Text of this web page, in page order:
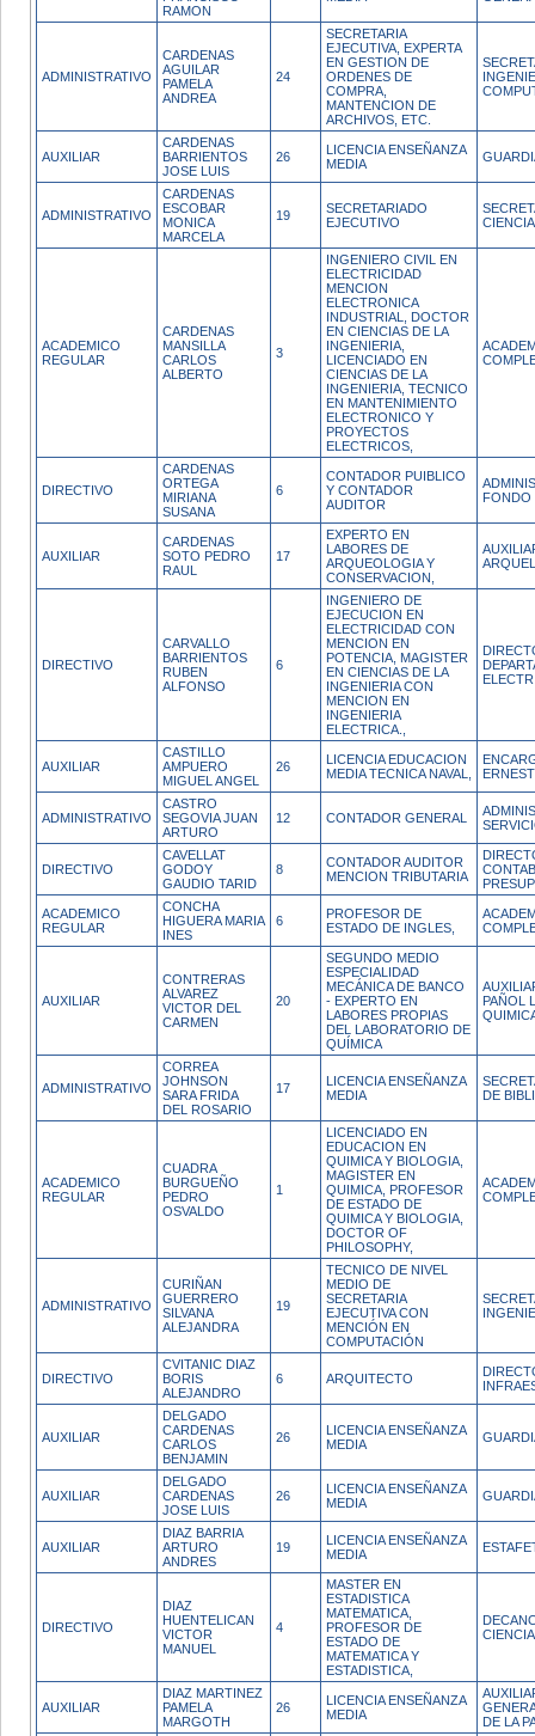
RAMON
ADMINISTRATIVO
CARDENAS
AGUILAR
PAMELA
ANDREA
24
SECRETARIA
EJECUTIVA, EXPERTA
EN GESTION DE
ORDENES DE
COMPRA,
MANTENCION DE
ARCHIVOS, ETC.
AUXILIAR
CARDENAS
BARRIENTOS
JOSE LUIS
26
LICENCIA ENSEÑANZA
MEDIA
ADMINISTRATIVO
CARDENAS
ESCOBAR
MONICA
MARCELA
19
SECRETARIADO
EJECUTIVO
ACADEMICO
REGULAR
CARDENAS
MANSILLA
CARLOS
ALBERTO
3
INGENIERO CIVIL EN
ELECTRICIDAD
MENCION
ELECTRONICA
INDUSTRIAL, DOCTOR
EN CIENCIAS DE LA
INGENIERIA,
LICENCIADO EN
CIENCIAS DE LA
INGENIERIA, TECNICO
EN MANTENIMIENTO
ELECTRONICO Y
PROYECTOS
ELECTRICOS,
DIRECTIVO
CARDENAS
ORTEGA
MIRIANA
SUSANA
6
CONTADOR PUIBLICO
Y CONTADOR
AUDITOR
FONDO
AUXILIAR
CARDENAS
SOTO PEDRO
RAUL
17
EXPERTO EN
LABORES DE
ARQUEOLOGIA Y
CONSERVACION,
DIRECTIVO
CARVALLO
BARRIENTOS
RUBEN
ALFONSO
6
INGENIERO DE
EJECUCION EN
ELECTRICIDAD CON
MENCION EN
POTENCIA, MAGISTER
EN CIENCIAS DE LA
INGENIERIA CON
MENCION EN
INGENIERIA
ELECTRICA.,
AUXILIAR
CASTILLO
AMPUERO
MIGUEL ANGEL
26
LICENCIA EDUCACION
MEDIA TECNICA NAVAL,
ADMINISTRATIVO
CASTRO
SEGOVIA JUAN
ARTURO
12 CONTADOR GENERAL
DIRECTIVO
CAVELLAT
GODOY
GAUDIO TARID
8
CONTADOR AUDITOR
MENCION TRIBUTARIA
ACADEMICO
REGULAR
CONCHA
HIGUERA MARIA
INES
6
PROFESOR DE
ESTADO DE INGLES,
AUXILIAR
CONTRERAS
ALVAREZ
VICTOR DEL
CARMEN
20
SEGUNDO MEDIO
ESPECIALIDAD
MECÁNICA DE BANCO
- EXPERTO EN
LABORES PROPIAS
DEL LABORATORIO DE
QUÍMICA
PAÑOL
ADMINISTRATIVO
CORREA
JOHNSON
SARA FRIDA
DEL ROSARIO
17
LICENCIA ENSEÑANZA
MEDIA
DE
ACADEMICO
REGULAR
CUADRA
BURGUEÑO
PEDRO
OSVALDO
1
LICENCIADO EN
EDUCACION EN
QUIMICA Y BIOLOGIA,
MAGISTER EN
QUIMICA, PROFESOR
DE ESTADO DE
QUIMICA Y BIOLOGIA,
DOCTOR OF
PHILOSOPHY,
ADMINISTRATIVO
CURIÑAN
GUERRERO
SILVANA
ALEJANDRA
19
TECNICO DE NIVEL
MEDIO DE
SECRETARIA
EJECUTIVA CON
MENCIÓN EN
COMPUTACIÓN
DIRECTIVO
CVITANIC DIAZ
BORIS
ALEJANDRO
6 ARQUITECTO
AUXILIAR
DELGADO
CARDENAS
CARLOS
BENJAMIN
26
LICENCIA ENSEÑANZA
MEDIA
AUXILIAR
DELGADO
CARDENAS
JOSE LUIS
26
LICENCIA ENSEÑANZA
MEDIA
AUXILIAR
DIAZ BARRIA
ARTURO
ANDRES
19
LICENCIA ENSEÑANZA
MEDIA
DIRECTIVO
DIAZ
HUENTELICAN
VICTOR
MANUEL
4
MASTER EN
ESTADISTICA
MATEMATICA,
PROFESOR DE
ESTADO DE
MATEMATICA Y
ESTADISTICA,
AUXILIAR
DIAZ MARTINEZ
PAMELA
MARGOTH
26
LICENCIA ENSEÑANZA
MEDIA
DE LA